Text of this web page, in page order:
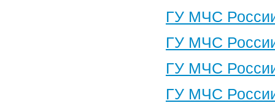
ГУ МЧС
ГУ МЧС
ГУ МЧС
ГУ МЧС